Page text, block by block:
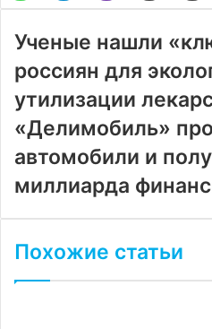
Ученые нашли
россиян для
утилизации
«Делимобиль»
автомобили и
миллиарда
Похожие статьи